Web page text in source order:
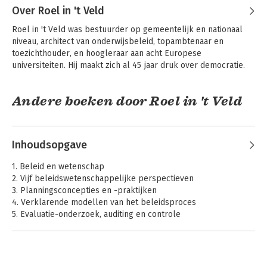
sectoren.
Over Roel in 't Veld
Roel in 't Veld was bestuurder op gemeentelijk en nationaal
niveau, architect van onderwijsbeleid, topambtenaar en
toezichthouder, en hoogleraar aan acht Europese
universiteiten. Hij maakt zich al 45 jaar druk over democratie.
Andere boeken door Roel in 't Veld
Inhoudsopgave
1. Beleid en wetenschap
2. Vijf beleidswetenschappelijke perspectieven
3. Planningsconcepties en -praktijken
4. Verklarende modellen van het beleidsproces
5. Evaluatie-onderzoek, auditing en controle